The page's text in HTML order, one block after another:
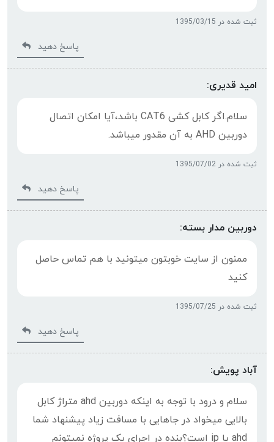
ثبت شده در 1395/03/15
پاسخ دهید
امید قدیری:
سلام.اگر کابل کشی CAT6 باشد،آیا امکان اتصال
دوربین AHD به آن مقدور میباشد.
ثبت شده در 1395/07/02
پاسخ دهید
دوربین مدار بسته:
ممنون از سایت خوبتون میتونید با هم تماس حاصل
کنید
ثبت شده در 1395/07/25
پاسخ دهید
آباد پویش:
سلام و درود با توجه به اینکه دوربین ahd متراژ کابل
بالایی میخواد در جاهایی با مسافت زیاد پیشنهاد شما
ahd یا ip است؟بنده در اجرای یک پروژه نمیتونم